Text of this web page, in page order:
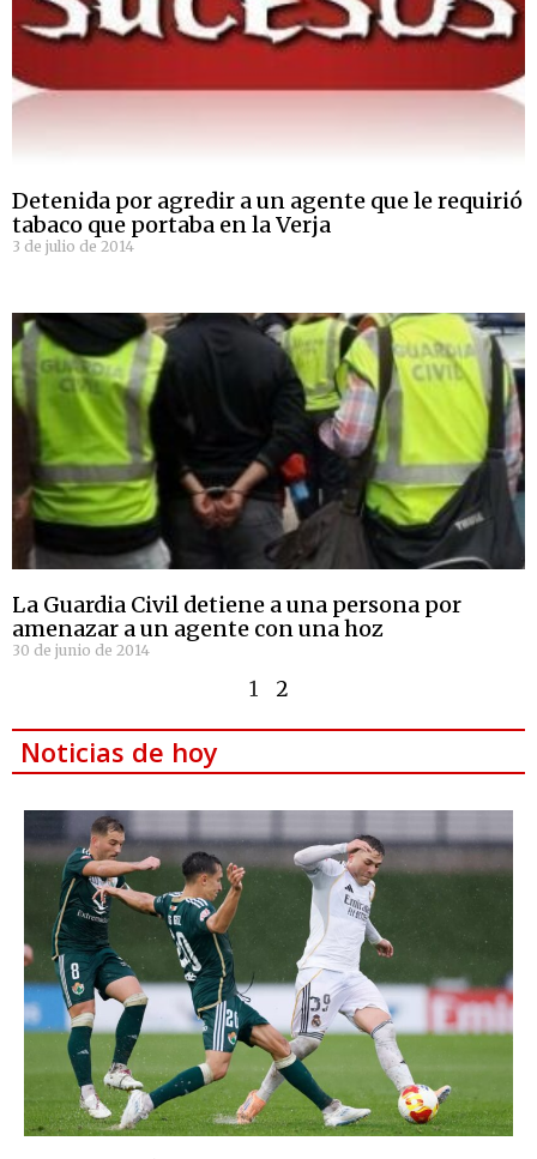
Detenida por agredir a un agente que le requirió
tabaco que portaba en la Verja
3 de julio de 2014
La Guardia Civil detiene a una persona por
amenazar a un agente con una hoz
30 de junio de 2014
1 2
Noticias de hoy